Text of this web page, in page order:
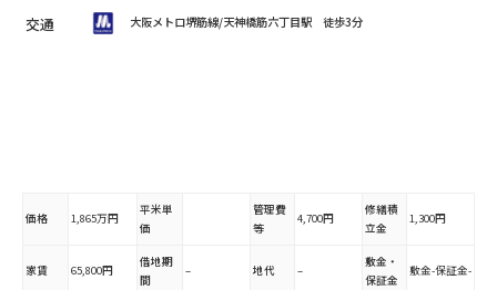
交通 大阪メトロ堺筋線/天神橋筋六丁目駅 徒歩3分
価格 1,865万円
平米単
価
管理費
等
4,700円
修繕積
立金
1,300円
家賃 65,800円
借地期
間
– 地代 –
敷金・
保証金
敷金-保証金-